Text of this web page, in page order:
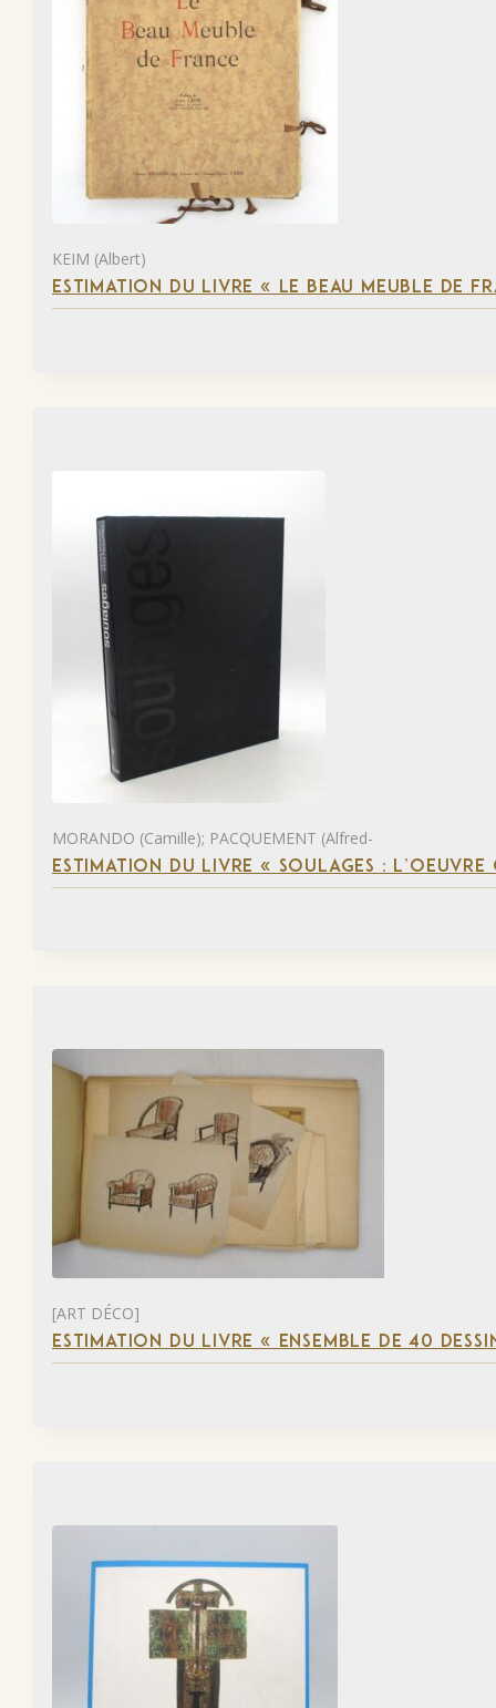
KEIM (Albert)
ESTIMATION DU LIVRE « LE BEAU MEUBLE DE
MORANDO (Camille); PACQUEMENT (Alfred-
ESTIMATION DU LIVRE « SOULAGES :
[ART DÉCO]
ESTIMATION DU LIVRE « ENSEMBLE DE 40